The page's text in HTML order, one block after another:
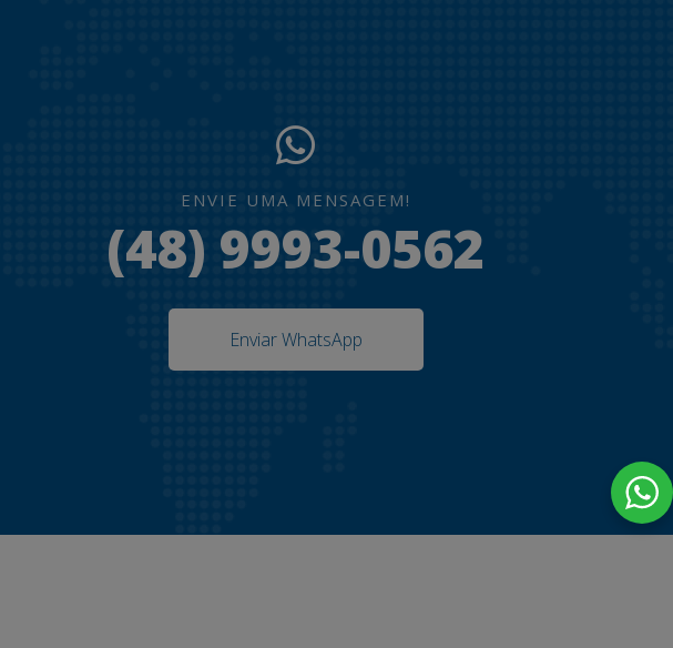
ENVIE UMA MENSAGEM!
(48) 9993-0562
Enviar WhatsApp